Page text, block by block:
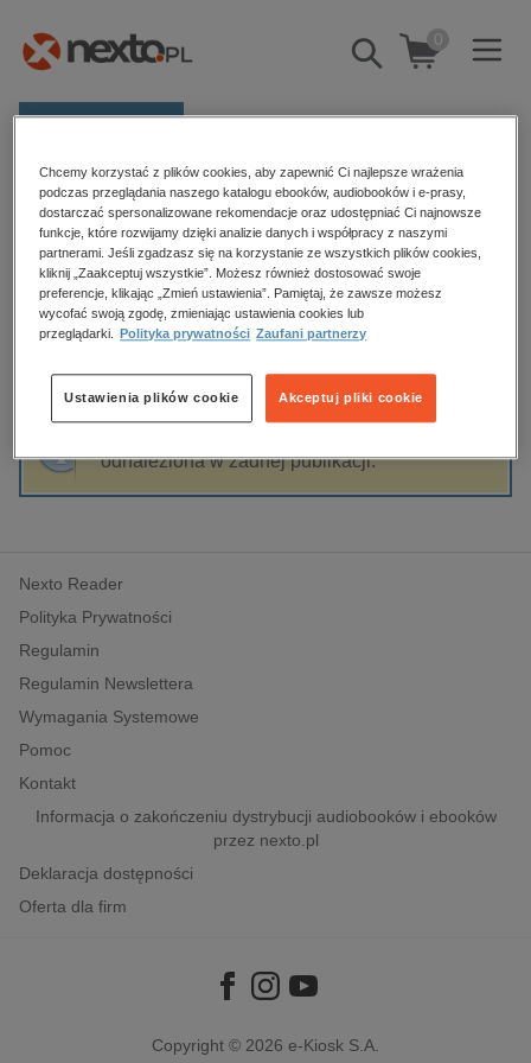
Pokaż/schowaj
wyszukiwarkę
0
Kategorie
Zobacz wszystkie E-prasa
budownictwo, aranżacja wnętrz
biznesowe, branżowe, gospodarka
dzienniki
edukacja
hobby, sport, rozrywka
komputery, internet, technologie, informatyka
polityka, społeczno-informacyjne
psychologiczne
inne
popularno-naukowe
historia
Strona główna Olga Rudnicka
Olga Rudnicka
Sortowanie Filtrowanie
odnaleziona w żadnej publikacji.
Nexto Reader
Polityka Prywatności
Regulamin
Regulamin Newslettera
Wymagania Systemowe
Pomoc
Kontakt
Informacja o zakończeniu dystrybucji audiobooków i ebooków
przez nexto.pl
Deklaracja dostępności
Oferta dla firm
Copyright © 2026 e-Kiosk S.A.
Chcemy korzystać z plików cookies, aby zapewnić Ci najlepsze wrażenia
podczas przeglądania naszego katalogu ebooków, audiobooków i e-prasy,
dostarczać spersonalizowane rekomendacje oraz udostępniać Ci najnowsze
funkcje, które rozwijamy dzięki analizie danych i współpracy z naszymi
partnerami. Jeśli zgadzasz się na korzystanie ze wszystkich plików cookies,
kliknij „Zaakceptuj wszystkie”. Możesz również dostosować swoje
preferencje, klikając „Zmień ustawienia”. Pamiętaj, że zawsze możesz
wycofać swoją zgodę, zmieniając ustawienia cookies lub
przeglądarki.
Polityka prywatności Zaufani partnerzy
Akceptuj pliki cookie
Ustawienia plików cookie